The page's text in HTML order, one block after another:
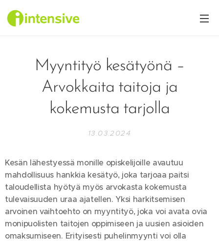
Myyntityö kesätyönä –
Arvokkaita taitoja ja
kokemusta tarjolla
13.03.2024
Kesän lähestyessä monille opiskelijoille avautuu
mahdollisuus hankkia kesätyö, joka tarjoaa paitsi
taloudellista hyötyä myös arvokasta kokemusta
tulevaisuuden uraa ajatellen. Yksi harkitsemisen
arvoinen vaihtoehto on myyntityö, joka voi avata ovia
monipuolisten taitojen oppimiseen ja uusien asioiden
omaksumiseen. Erityisesti puhelinmyynti voi olla